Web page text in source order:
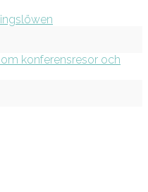
konferensresor och